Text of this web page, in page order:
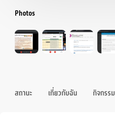
Photos
สถานะ เกี่ยวกับฉัน กิจกรรม